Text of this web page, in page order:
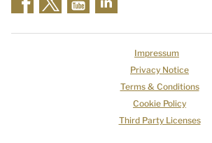
Impressum
Privacy Notice
Terms & Conditions
Cookie Policy
Third Party Licenses